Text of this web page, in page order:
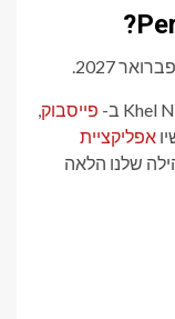
פייסבוק,
אפליקציית
שלנו הלאה